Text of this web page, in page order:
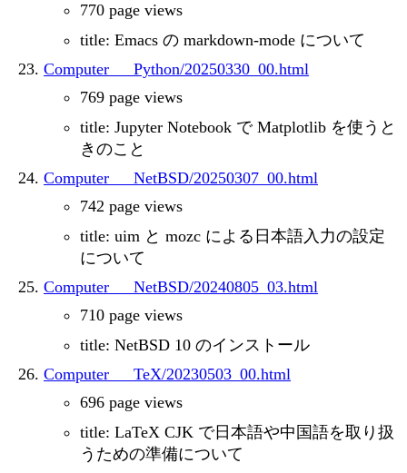
770 page views
title: Emacs の markdown-mode について
Computer___Python/20250330_00.html
769 page views
title: Jupyter Notebook で Matplotlib を使うと
きのこと
Computer___NetBSD/20250307_00.html
742 page views
title: uim と mozc による日本語入力の設定
について
Computer___NetBSD/20240805_03.html
710 page views
title: NetBSD 10 のインストール
Computer___TeX/20230503_00.html
696 page views
title: LaTeX CJK で日本語や中国語を取り扱
うための準備について